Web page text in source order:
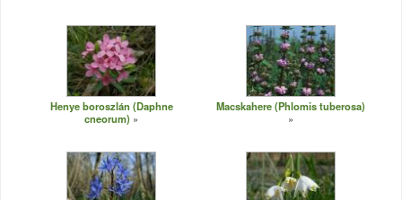
Henye boroszlán (Daphne
cneorum)
Macskahere (Phlomis tuberosa)